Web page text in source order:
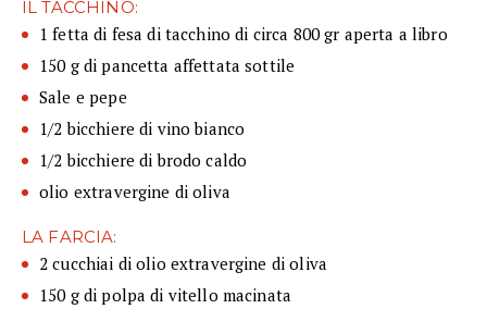
IL TACCHINO:
1 fetta di fesa di tacchino di circa 800 gr aperta a libro
150 g di pancetta affettata sottile
Sale e pepe
1/2 bicchiere di vino bianco
1/2 bicchiere di brodo caldo
olio extravergine di oliva
LA FARCIA:
2 cucchiai di olio extravergine di oliva
150 g di polpa di vitello macinata